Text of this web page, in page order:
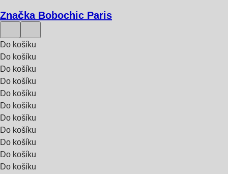
Značka Bobochic Paris
Do košíku
Do košíku
Do košíku
Do košíku
Do košíku
Do košíku
Do košíku
Do košíku
Do košíku
Do košíku
Do košíku